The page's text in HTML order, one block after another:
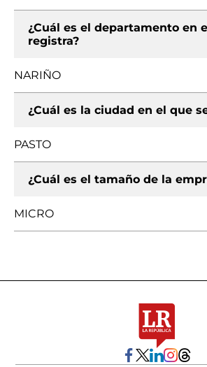
¿Cuál es el departamento en
registra?
NARIÑO
¿Cuál es la ciudad en el que
PASTO
¿Cuál es el tamaño de la
MICRO